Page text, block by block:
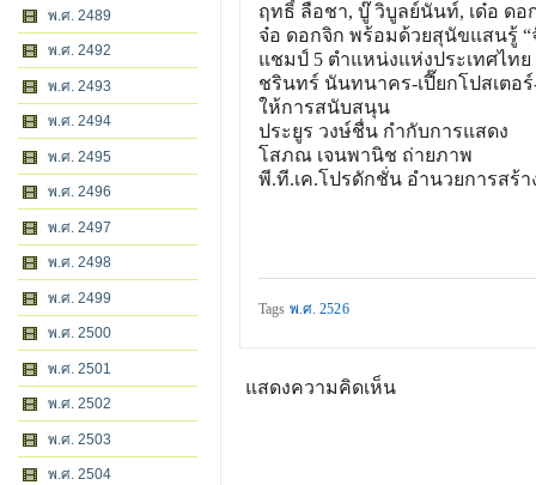
พ.ศ. 2489
พ.ศ. 2492
พ.ศ. 2493
พ.ศ. 2494
พ.ศ. 2495
พ.ศ. 2496
พ.ศ. 2497
พ.ศ. 2498
พ.ศ. 2499
พ.ศ. 2500
พ.ศ. 2501
พ.ศ. 2502
พ.ศ. 2503
พ.ศ. 2504
ฤทธิ์ ลือชา, บู๊ วิบูลย์นันท์, เด๋อ ดอ
จ๋อ ดอกจิก พร้อมด้วยสุนัขแสนรู้ “
แชมป์ 5 ตำแหน่งแห่งประเทศไทย
ชรินทร์ นันทนาคร-เปี๊ยกโปสเตอร์
ให้การสนับสนุน
ประยูร วงษ์ชื่น กำกับการแสดง
โสภณ เจนพานิช ถ่ายภาพ
พี.ที.เค.โปรดักชั่น อำนวยการสร้
Tags พ.ศ. 2526
แสดงความคิดเห็น